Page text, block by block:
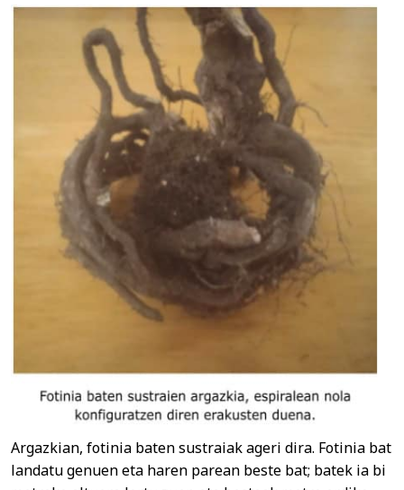
Argazkian, fotinia baten sustraiak ageri dira. Fotinia bat
landatu genuen eta haren parean beste bat; batek ia bi